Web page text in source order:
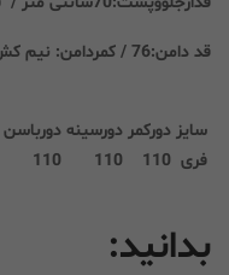
قد دامن:76 / کمردامن: نیم کش
سایز دورکمر دورسینه دورباسن
فری 110
110
110
بدانید: